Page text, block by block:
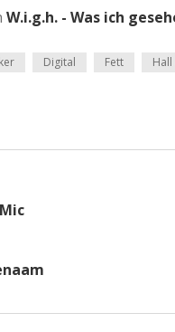
W.i.g.h. - Was ich
Digital Fett